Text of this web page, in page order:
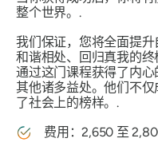
整个世界。.
我们保证，您将全面提
和谐相处、回归真我的
通过这门课程获得了内
其他诸多益处。他们不
了社会上的榜样。.
费用：2,650 至